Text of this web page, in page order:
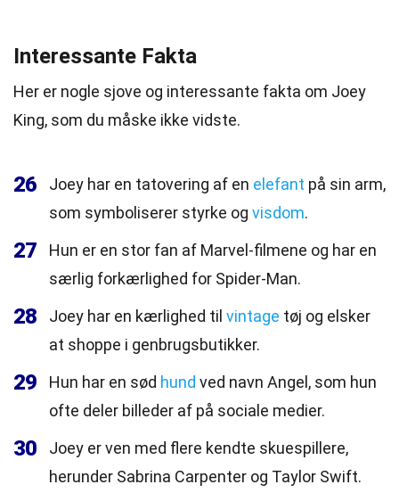
Interessante Fakta
Her er nogle sjove og interessante fakta om Joey
King, som du måske ikke vidste.
26 Joey har en tatovering af en elefant på sin arm,
som symboliserer styrke og visdom.
27
Hun er en stor fan af Marvel-filmene og har en
særlig forkærlighed for Spider-Man.
28 Joey har en kærlighed til vintage tøj og elsker
at shoppe i genbrugsbutikker.
29 Hun har en sød hund ved navn Angel, som hun
ofte deler billeder af på sociale medier.
30
Joey er ven med flere kendte skuespillere,
herunder Sabrina Carpenter og Taylor Swift.